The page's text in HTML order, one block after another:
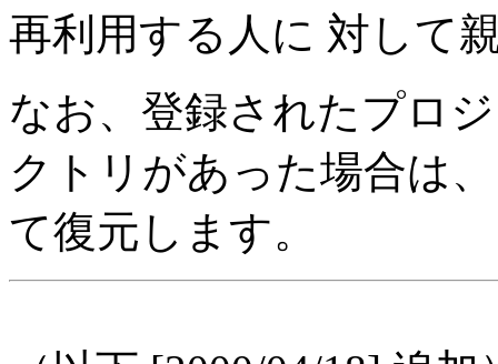
再利用する人に 対して
なお、登録されたプロ
クトリがあった場合は
て復元します。